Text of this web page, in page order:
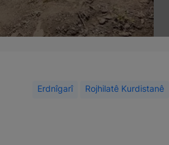
Erdnîgarî Rojhilatê Kurdistanê